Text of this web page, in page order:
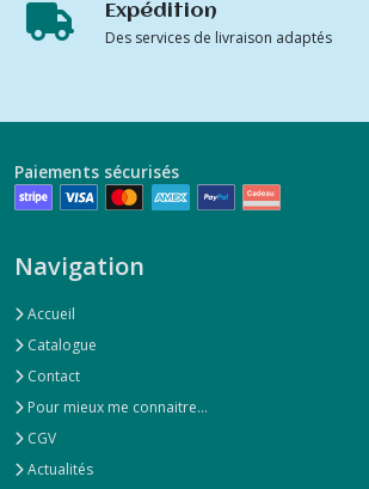
Expédition
Des services de livraison adaptés
Paiements sécurisés
Navigation
Accueil
Catalogue
Contact
Pour mieux me connaitre...
CGV
Actualités